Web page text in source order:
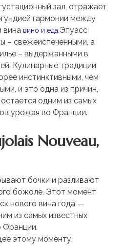
зал, отражает
гармонии между
вина вино и еда. Эпуасс
– свежеиспеченными, а
– выдержанными в
Кулинарные традиции
инстинктивными, чем
и это одна из причин,
одним из самых
урожая во Франции.
Nouveau,
бочки и разливают
божоле. Этот момент
нового вина года —
из самых известных
Франции.
этому моменту,